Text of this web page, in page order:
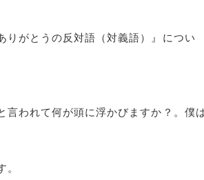
りがとうの反対語（対義語）』につい
われて何が頭に浮かびますか？。僕
。